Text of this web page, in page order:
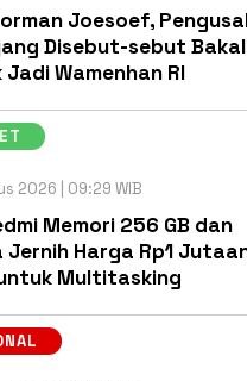
Joesoef,
Disebut-sebut Bakal
Wamenhan RI
2026 | 09:29 WIB
Memori 256 GB dan
Jernih Harga Rp1
Multitasking